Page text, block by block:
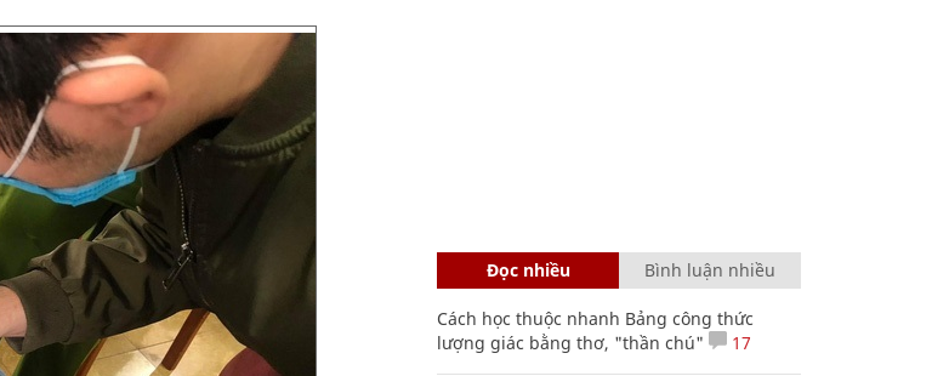
Đọc nhiều Bình luận nhiều
Cách học thuộc nhanh Bảng công thức
lượng giác bằng thơ, "thần chú"
17